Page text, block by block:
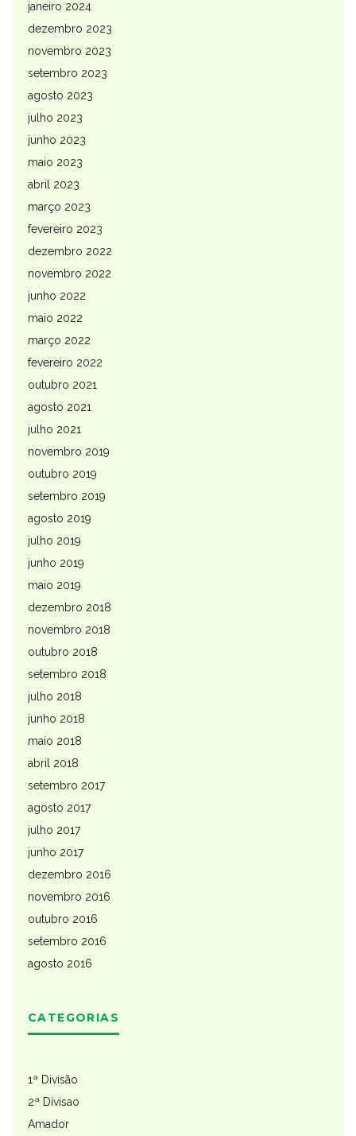
janeiro 2024
dezembro 2023
novembro 2023
setembro 2023
agosto 2023
julho 2023
junho 2023
maio 2023
abril 2023
março 2023
fevereiro 2023
dezembro 2022
novembro 2022
junho 2022
maio 2022
março 2022
fevereiro 2022
outubro 2021
agosto 2021
julho 2021
novembro 2019
outubro 2019
setembro 2019
agosto 2019
julho 2019
junho 2019
maio 2019
dezembro 2018
novembro 2018
outubro 2018
setembro 2018
julho 2018
junho 2018
maio 2018
abril 2018
setembro 2017
agosto 2017
julho 2017
junho 2017
dezembro 2016
novembro 2016
outubro 2016
setembro 2016
agosto 2016
CATEGORIAS
1ª Divisão
2ª Divisao
Amador